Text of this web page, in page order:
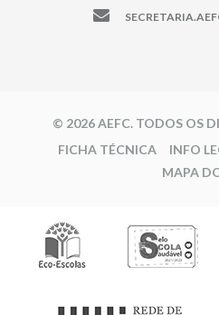
© 2026 AEFC. TODOS OS
FICHA TÉCNICA
INFO
MAPA